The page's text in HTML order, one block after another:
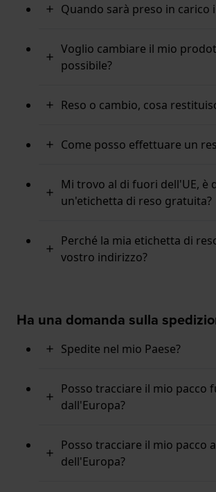
Quando sarà preso in carico
Voglio cambiare il mio
possibile?
Reso o cambio, cosa
Come posso effettuare un
Mi trovo al di fuori dell'UE, è
un'etichetta di reso gratuita?
Perché la mia etichetta di
vostro indirizzo?
Ha una domanda sulla
Spedite nel mio Paese?
Posso tracciare il mio pacco
dall'Europa?
Posso tracciare il mio pacco
dell'Europa?